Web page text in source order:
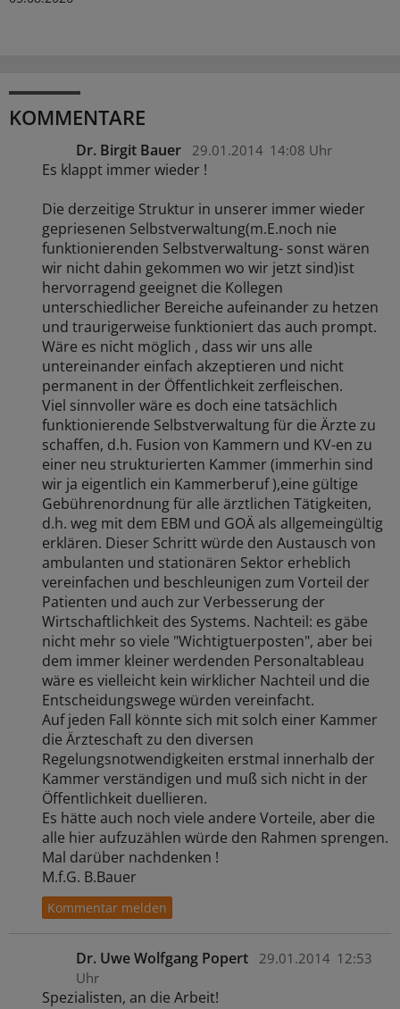
KOMMENTARE
Dr. Birgit Bauer 29.01.2014 14:08 Uhr
Es klappt immer wieder !
Die derzeitige Struktur in unserer immer wieder
gepriesenen Selbstverwaltung(m.E.noch nie
funktionierenden Selbstverwaltung- sonst wären
wir nicht dahin gekommen wo wir jetzt sind)ist
hervorragend geeignet die Kollegen
unterschiedlicher Bereiche aufeinander zu hetzen
und traurigerweise funktioniert das auch prompt.
Wäre es nicht möglich , dass wir uns alle
untereinander einfach akzeptieren und nicht
permanent in der Öffentlichkeit zerfleischen.
Viel sinnvoller wäre es doch eine tatsächlich
funktionierende Selbstverwaltung für die Ärzte zu
schaffen, d.h. Fusion von Kammern und KV-en zu
einer neu strukturierten Kammer (immerhin sind
wir ja eigentlich ein Kammerberuf ),eine gültige
Gebührenordnung für alle ärztlichen Tätigkeiten,
d.h. weg mit dem EBM und GOÄ als allgemeingültig
erklären. Dieser Schritt würde den Austausch von
ambulanten und stationären Sektor erheblich
vereinfachen und beschleunigen zum Vorteil der
Patienten und auch zur Verbesserung der
Wirtschaftlichkeit des Systems. Nachteil: es gäbe
nicht mehr so viele "Wichtigtuerposten", aber bei
dem immer kleiner werdenden Personaltableau
wäre es vielleicht kein wirklicher Nachteil und die
Entscheidungswege würden vereinfacht.
Auf jeden Fall könnte sich mit solch einer Kammer
die Ärzteschaft zu den diversen
Regelungsnotwendigkeiten erstmal innerhalb der
Kammer verständigen und muß sich nicht in der
Öffentlichkeit duellieren.
Es hätte auch noch viele andere Vorteile, aber die
alle hier aufzuzählen würde den Rahmen sprengen.
Mal darüber nachdenken !
M.f.G. B.Bauer
Dr. Uwe Wolfgang Popert 29.01.2014 12:53
Uhr
Spezialisten, an die Arbeit!